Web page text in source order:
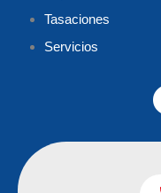
Tasaciones
Servicios